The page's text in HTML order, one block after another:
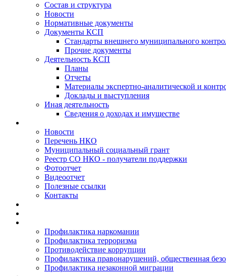
Состав и структура
Новости
Нормативные документы
Документы КСП
Стандарты внешнего муниципального
Прочие документы
Деятельность КСП
Планы
Отчеты
Материалы экспертно-аналитической и
Доклады и выступления
Иная деятельность
Сведения о доходах и имуществе
Новости
Перечень НКО
Муниципальный социальный грант
Реестр СО НКО - получатели поддержки
Фотоотчет
Видеоотчет
Полезные ссылки
Контакты
Профилактика наркомании
Профилактика терроризма
Противодействие коррупции
Профилактика правонарушений, общественная
Профилактика незаконной миграции